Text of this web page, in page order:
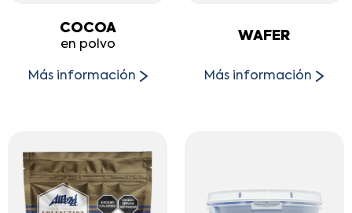
COCOA
en polvo
Más información
WAFER
Más información